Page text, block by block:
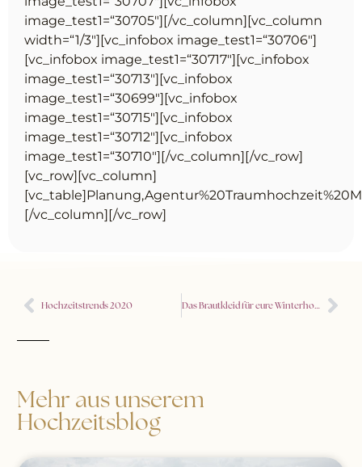
image_test1=“30705″][/vc_column][vc_column
width=“1/3″][vc_infobox image_test1=“30706″]
[vc_infobox image_test1=“30717″][vc_infobox
image_test1=“30713″][vc_infobox
image_test1=“30699″][vc_infobox
image_test1=“30715″][vc_infobox
image_test1=“30712″][vc_infobox
image_test1=“30710″][/vc_column][/vc_row]
[vc_row][vc_column]
[/vc_column][/vc_row]
Hochzeitstrends 2020 Das Brautkleid für eure Winterhochzeit in Hamburg
Mehr aus unserem
Hochzeitsblog